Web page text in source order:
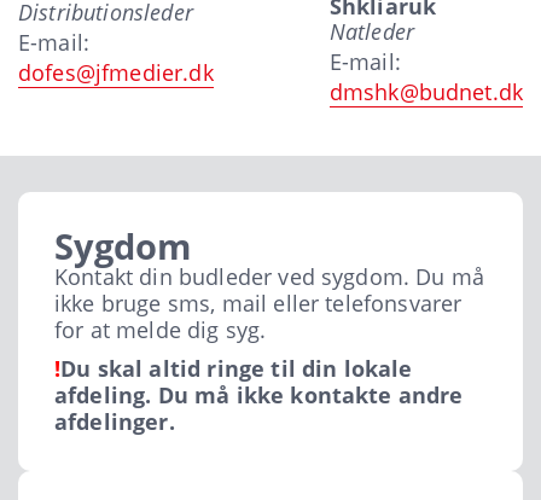
Distributionsleder
E-mail:
dofes@jfmedier.dk
Shkliaruk
Natleder
E-mail:
dmshk@budnet.dk
Sygdom
Kontakt din budleder ved sygdom. Du må
ikke bruge sms, mail eller telefonsvarer
for at melde dig syg.
!Du skal altid ringe til din lokale
afdeling. Du må ikke kontakte andre
afdelinger.